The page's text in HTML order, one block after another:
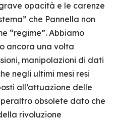
opacità e le carenze
che Pannella non
“regime”. Abbiamo
ancora una volta
manipolazioni di dati
negli ultimi mesi resi
all’attuazione delle
obsolete dato che
rivoluzione